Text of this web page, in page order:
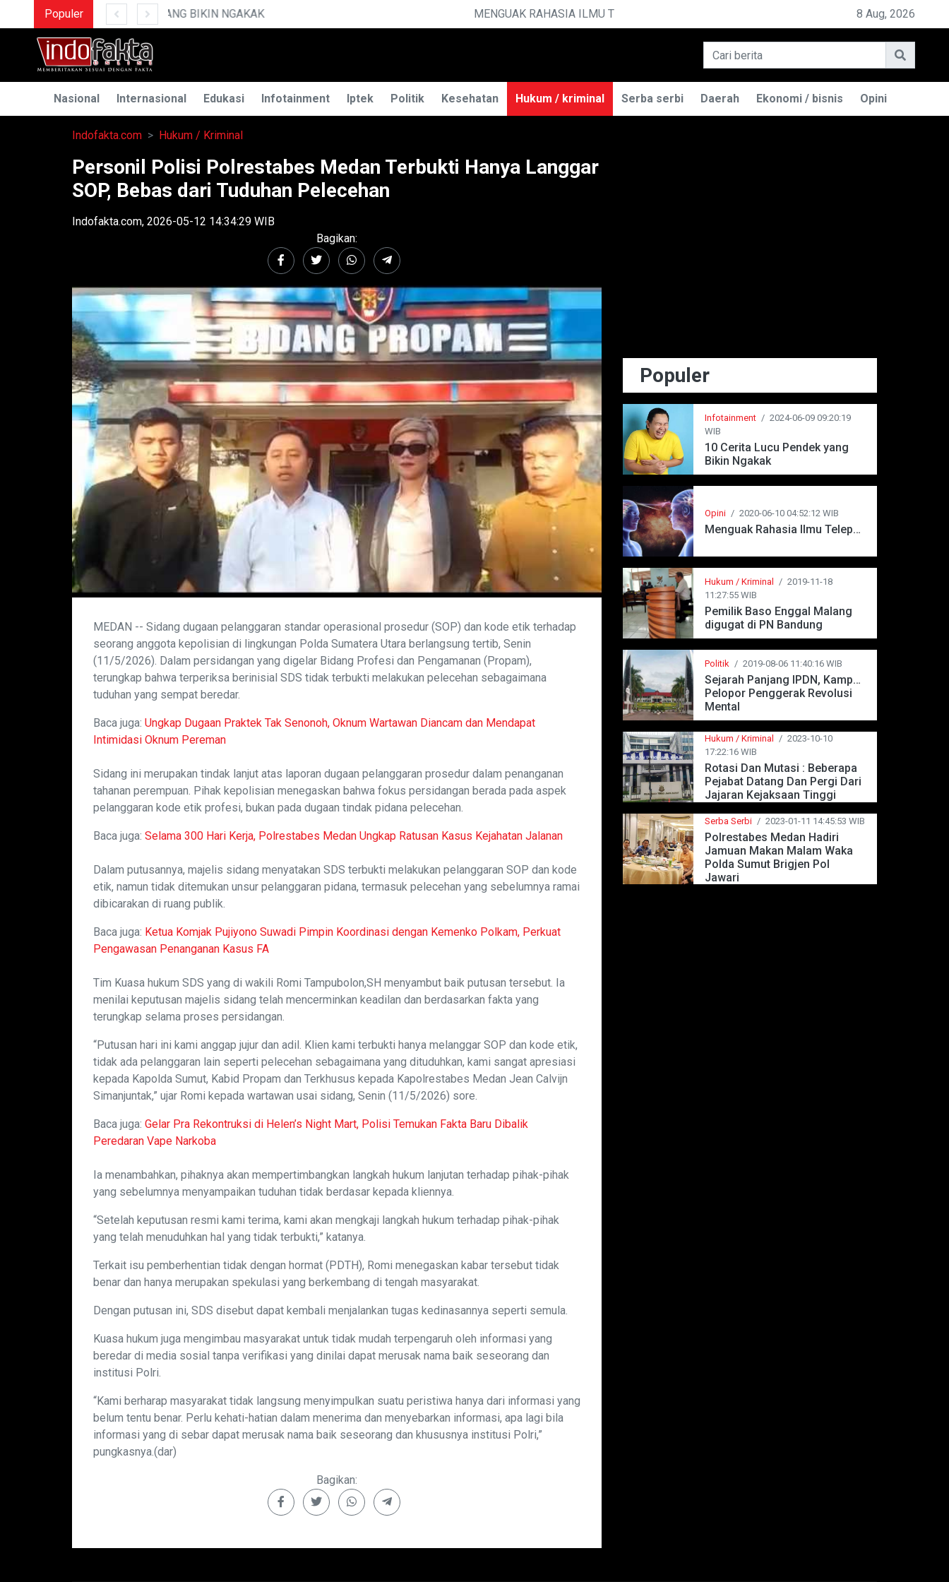
Populer MENGUAK RAHASIA ILMU TELEPATI PEMILIK BASO ENGGAL MALANG DIGUGAT DI PN
8 Aug, 2026
Nasional Internasional Edukasi Infotainment Iptek Politik Kesehatan Hukum / kriminal Serba serbi Daerah Ekonomi / bisnis Opini
Indofakta.com Hukum / Kriminal
Personil Polisi Polrestabes Medan Terbukti Hanya Langgar
SOP, Bebas dari Tuduhan Pelecehan
Indofakta.com, 2026-05-12 14:34:29 WIB
Bagikan:
MEDAN -- Sidang dugaan pelanggaran standar operasional prosedur (SOP) dan kode etik terhadap
seorang anggota kepolisian di lingkungan Polda Sumatera Utara berlangsung tertib, Senin
(11/5/2026). Dalam persidangan yang digelar Bidang Profesi dan Pengamanan (Propam),
terungkap bahwa terperiksa berinisial SDS tidak terbukti melakukan pelecehan sebagaimana
tuduhan yang sempat beredar.
Baca juga: Ungkap Dugaan Praktek Tak Senonoh, Oknum Wartawan Diancam dan Mendapat
Intimidasi Oknum Pereman
Sidang ini merupakan tindak lanjut atas laporan dugaan pelanggaran prosedur dalam penanganan
tahanan perempuan. Pihak kepolisian menegaskan bahwa fokus persidangan berada pada aspek
pelanggaran kode etik profesi, bukan pada dugaan tindak pidana pelecehan.
Baca juga: Selama 300 Hari Kerja, Polrestabes Medan Ungkap Ratusan Kasus Kejahatan Jalanan
Dalam putusannya, majelis sidang menyatakan SDS terbukti melakukan pelanggaran SOP dan kode
etik, namun tidak ditemukan unsur pelanggaran pidana, termasuk pelecehan yang sebelumnya ramai
dibicarakan di ruang publik.
Baca juga: Ketua Komjak Pujiyono Suwadi Pimpin Koordinasi dengan Kemenko Polkam, Perkuat
Pengawasan Penanganan Kasus FA
Tim Kuasa hukum SDS yang di wakili Romi Tampubolon,SH menyambut baik putusan tersebut. Ia
menilai keputusan majelis sidang telah mencerminkan keadilan dan berdasarkan fakta yang
terungkap selama proses persidangan.
“Putusan hari ini kami anggap jujur dan adil. Klien kami terbukti hanya melanggar SOP dan kode etik,
tidak ada pelanggaran lain seperti pelecehan sebagaimana yang dituduhkan, kami sangat apresiasi
kepada Kapolda Sumut, Kabid Propam dan Terkhusus kepada Kapolrestabes Medan Jean Calvijn
Simanjuntak,” ujar Romi kepada wartawan usai sidang, Senin (11/5/2026) sore.
Baca juga: Gelar Pra Rekontruksi di Helen’s Night Mart, Polisi Temukan Fakta Baru Dibalik
Peredaran Vape Narkoba
Ia menambahkan, pihaknya akan mempertimbangkan langkah hukum lanjutan terhadap pihak-pihak
yang sebelumnya menyampaikan tuduhan tidak berdasar kepada kliennya.
“Setelah keputusan resmi kami terima, kami akan mengkaji langkah hukum terhadap pihak-pihak
yang telah menuduhkan hal yang tidak terbukti,” katanya.
Terkait isu pemberhentian tidak dengan hormat (PDTH), Romi menegaskan kabar tersebut tidak
benar dan hanya merupakan spekulasi yang berkembang di tengah masyarakat.
Dengan putusan ini, SDS disebut dapat kembali menjalankan tugas kedinasannya seperti semula.
Kuasa hukum juga mengimbau masyarakat untuk tidak mudah terpengaruh oleh informasi yang
beredar di media sosial tanpa verifikasi yang dinilai dapat merusak nama baik seseorang dan
institusi Polri.
“Kami berharap masyarakat tidak langsung menyimpulkan suatu peristiwa hanya dari informasi yang
belum tentu benar. Perlu kehati-hatian dalam menerima dan menyebarkan informasi, apa lagi bila
informasi yang di sebar dapat merusak nama baik seseorang dan khususnya institusi Polri,”
pungkasnya.(dar)
Bagikan:
Populer
Infotainment / 2024-06-09 09:20:19
WIB
10 Cerita Lucu Pendek yang
Bikin Ngakak
Opini / 2020-06-10 04:52:12 WIB
Menguak Rahasia Ilmu Telepati
Hukum / Kriminal / 2019-11-18
11:27:55 WIB
Pemilik Baso Enggal Malang
digugat di PN Bandung
Politik / 2019-08-06 11:40:16 WIB
Sejarah Panjang IPDN, Kampus
Pelopor Penggerak Revolusi
Mental
Hukum / Kriminal / 2023-10-10
17:22:16 WIB
Rotasi Dan Mutasi : Beberapa
Pejabat Datang Dan Pergi Dari
Jajaran Kejaksaan Tinggi
Serba Serbi / 2023-01-11 14:45:53 WIB
Polrestabes Medan Hadiri
Jamuan Makan Malam Waka
Polda Sumut Brigjen Pol
Jawari